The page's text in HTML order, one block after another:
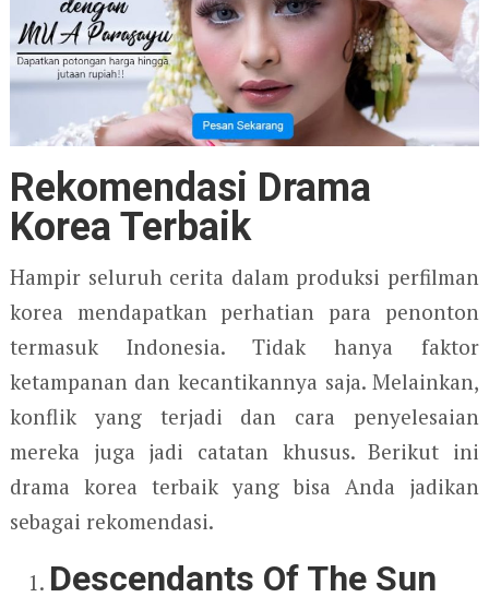
Rekomendasi Drama
Korea Terbaik
Hampir seluruh cerita dalam produksi perfilman
korea mendapatkan perhatian para penonton
termasuk Indonesia. Tidak hanya faktor
ketampanan dan kecantikannya saja. Melainkan,
konflik yang terjadi dan cara penyelesaian
mereka juga jadi catatan khusus. Berikut ini
drama korea terbaik yang bisa Anda jadikan
sebagai rekomendasi.
Descendants Of The Sun